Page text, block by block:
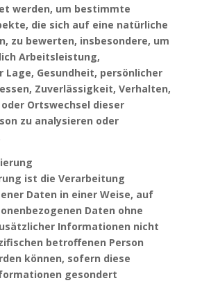
werden, um bestimmte
die sich auf eine natürliche
zu bewerten, insbesondere, um
Arbeitsleistung,
Gesundheit, persönlicher
Zuverlässigkeit, Verhalten,
Ortswechsel dieser
zu analysieren oder
ist die Verarbeitung
Daten in einer Weise, auf
Daten ohne
Informationen nicht
betroffenen Person
können, sofern diese
gesondert